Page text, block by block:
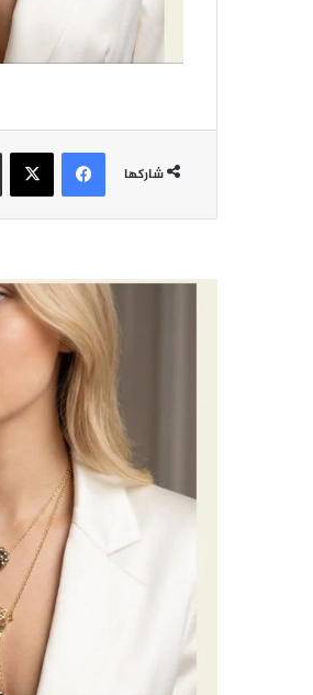
شاركها
فيسبوك‫X